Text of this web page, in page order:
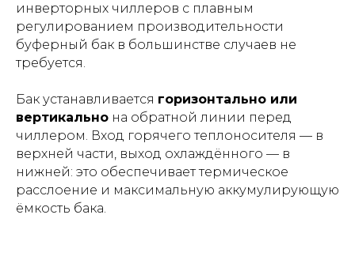
инверторных чиллеров с плавным
регулированием производительности
буферный бак в большинстве случаев не
требуется.
Бак устанавливается горизонтально или
вертикально на обратной линии перед
чиллером. Вход горячего теплоносителя — в
верхней части, выход охлаждённого — в
нижней: это обеспечивает термическое
расслоение и максимальную аккумулирующую
ёмкость бака.